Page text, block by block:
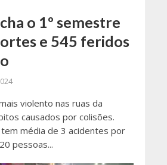
o 1º semestre
e 545 feridos
violento nas ruas da
causados por colisões.
média de 3 acidentes por
pessoas...